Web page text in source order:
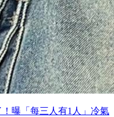
曝「每三人有1人」冷氣